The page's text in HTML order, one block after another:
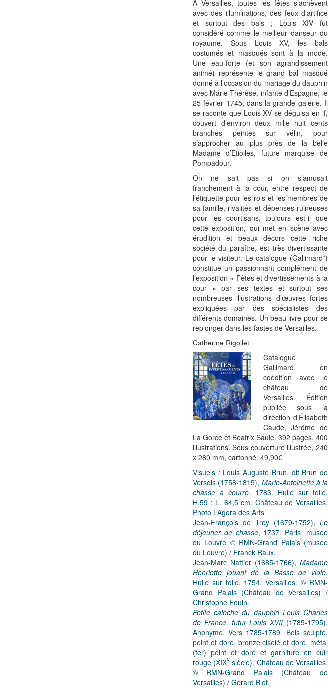
À Versailles, toutes les fêtes s’achèvent
avec des illuminations, des feux d’artifice
et surtout des bals ; Louis XIV fut
considéré comme le meilleur danseur du
royaume. Sous Louis XV, les bals
costumés et masqués sont à la mode.
Une eau-forte (et son agrandissement
animé) représente le grand bal masqué
donné à l’occasion du mariage du dauphin
avec Marie-Thérèse, infante d’Espagne, le
25 février 1745, dans la grande galerie. Il
se raconte que Louis XV se déguisa en if,
couvert d’environ deux mille huit cents
branches peintes sur vélin, pour
s’approcher au plus près de la belle
Madame d’Etiolles, future marquise de
Pompadour.
On ne sait pas si on s’amusait
franchement à la cour, entre respect de
l’étiquette pour les rois et les membres de
sa famille, rivalités et dépenses ruineuses
pour les courtisans, toujours est-il que
cette exposition, qui met en scène avec
érudition et beaux décors cette riche
société du paraître, est très divertissante
pour le visiteur. Le catalogue (Gallimard*)
constitue un passionnant complément de
l’exposition « Fêtes et divertissements à la
cour » par ses textes et surtout ses
nombreuses illustrations d’œuvres fortes
expliquées par des spécialistes des
différents domaines. Un beau livre pour se
replonger dans les fastes de Versailles.
Catherine Rigollet
Catalogue
Gallimard, en
coédition avec le
château de
Versailles. Édition
publiée sous la
direction d’Élisabeth
Caude, Jérôme de
La Gorce et Béatrix Saule. 392 pages, 400
illustrations. Sous couverture illustrée, 240
x 280 mm, cartonné. 49,90€
Visuels : Louis Auguste Brun, dit Brun de
Versois (1758-1815), Marie-Antoinette à la
chasse à courre, 1783. Huile sur toile,
H.59 ; L. 64,5 cm. Château de Versailles.
Photo L’Agora des Arts
Jean-François de Troy (1679-1752), Le
déjeuner de chasse, 1737. Paris, musée
du Louvre © RMN-Grand Palais (musée
du Louvre) / Franck Raux.
Jean-Marc Nattier (1685-1766), Madame
Henriette jouant de la Basse de viole,
Huile sur toile, 1754. Versailles. © RMN-
Grand Palais (Château de Versailles) /
Christophe Fouin.
Petite calèche du dauphin Louis Charles
de France, futur Louis XVII (1785-1795).
Anonyme. Vers 1785-1789. Bois sculpté,
peint et doré, bronze ciselé et doré, métal
(fer) peint et doré et garniture en cuir
rouge (XIXe siècle). Château de Versailles.
© RMN-Grand Palais (Château de
Versailles) / Gérard Blot.